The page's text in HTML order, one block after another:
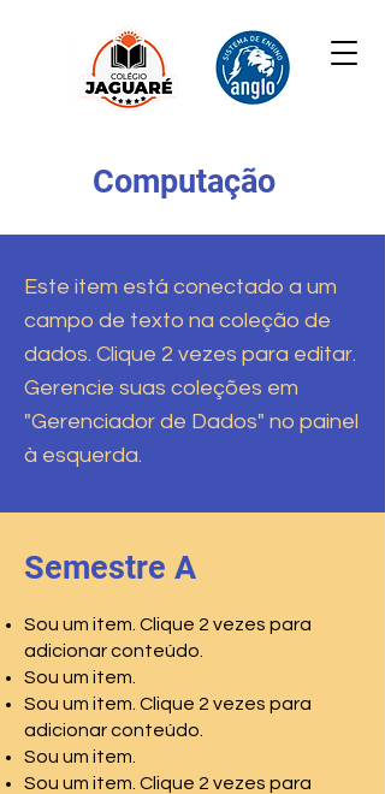
Computação
Este item está conectado a um
campo de texto na coleção de
dados. Clique 2 vezes para editar.
Gerencie suas coleções em
"Gerenciador de Dados" no painel
à esquerda.
Semestre A
Sou um item. Clique 2 vezes para
adicionar conteúdo.
Sou um item.
Sou um item. Clique 2 vezes para
adicionar conteúdo.
Sou um item.
Sou um item. Clique 2 vezes para